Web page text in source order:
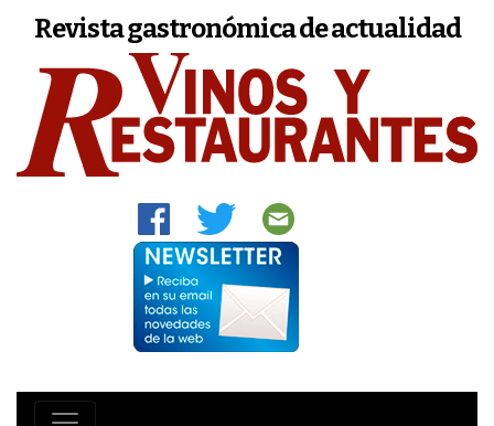
Revista gastronómica de actualidad